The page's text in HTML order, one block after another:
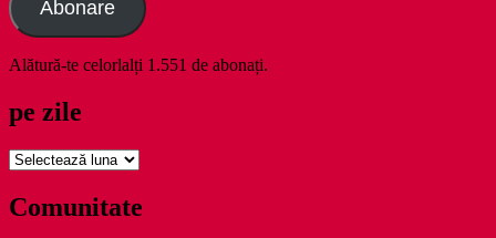
Abonare
Alătură-te celorlalți 1.551 de abonați.
pe zile
pe
Comunitate